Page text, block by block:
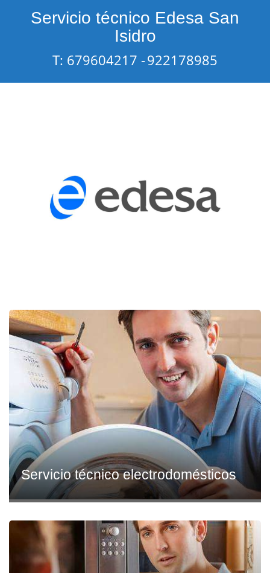
Servicio técnico Edesa San
Isidro
T: 679604217 -922178985
Servicio técnico electrodomésticos